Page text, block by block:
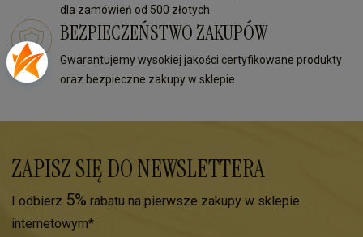
dla zamówień od 500 złotych.
BEZPIECZEŃSTWO ZAKUPÓW
Gwarantujemy wysokiej jakości certyfikowane produkty
oraz bezpieczne zakupy w sklepie
ZAPISZ SIĘ DO NEWSLETTERA
I odbierz 5% rabatu na pierwsze zakupy w sklepie
internetowym*